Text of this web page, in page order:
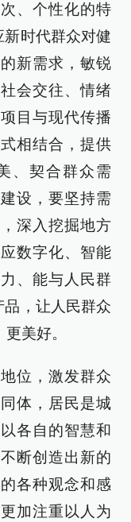
、个性化的特
新时代群众对健
新需求，敏锐
会交往、情绪
目与现代传播
相结合，提供
、契合群众需
设，要坚持需
深入挖掘地方
数字化、智能
、能与人民群
品，让人民群众
美好。
位，激发群众
体，居民是城
各自的智慧和
断创造出新的
各种观念和感
加注重以人为